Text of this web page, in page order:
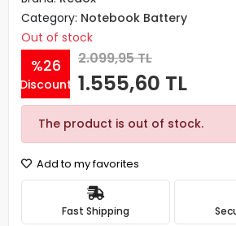
Category: Notebook Battery
Out of stock
%26
Discount
2.099,95 TL
1.555,60 TL
The product is out of stock.
Add to my favorites
Fast Shipping